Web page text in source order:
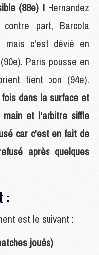
(88e) ! Hernandez
part, Barcola
mais c'est dévié en
Paris pousse en
tient bon (94e).
dans la surface et
et l'arbitre siffle
car c'est en fait de
après quelques
:
est le suivant :
joués)